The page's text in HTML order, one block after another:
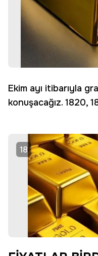
Ekim ayı itibarıyla
konuşacağız. 1820,
18